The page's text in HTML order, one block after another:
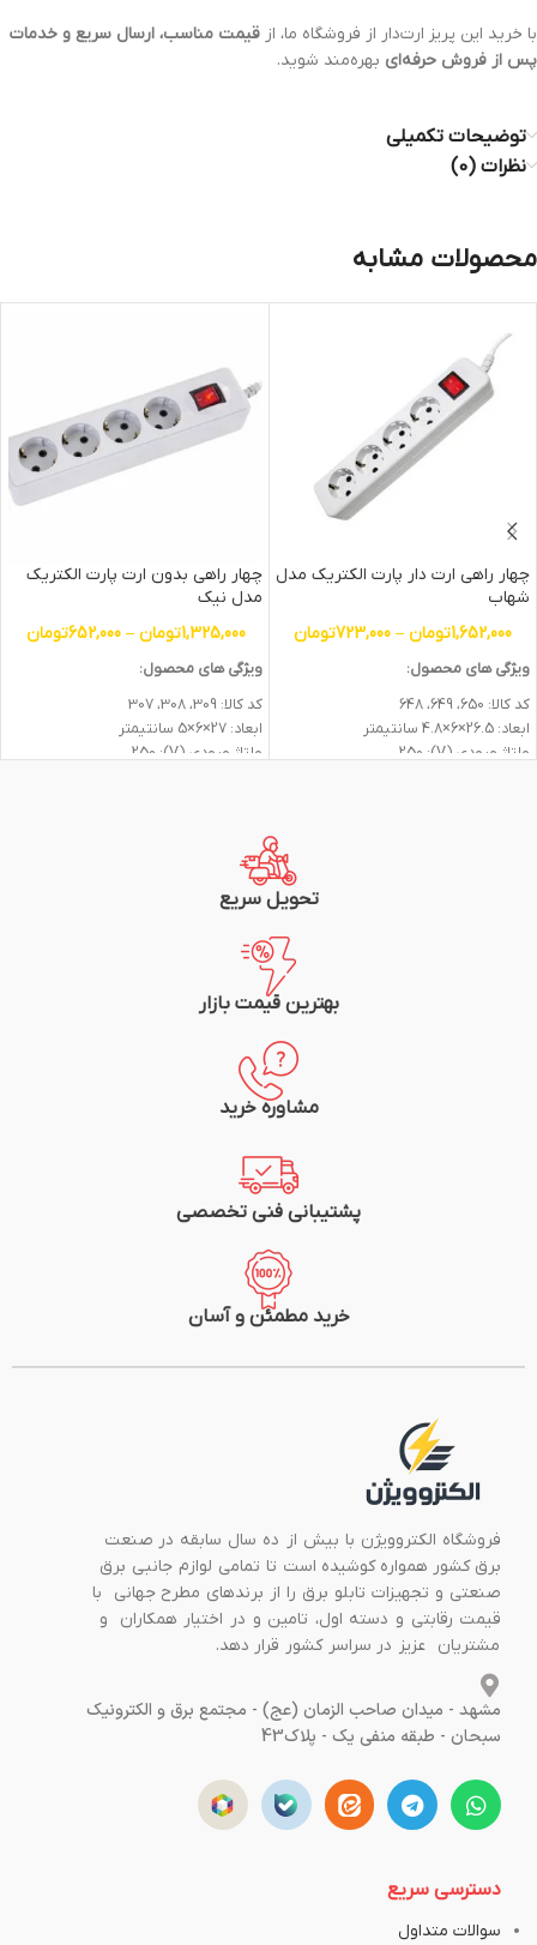
با خرید این پریز ارت‌دار از فروشگاه ما، از قیمت مناسب، ارسال سریع و خدمات
پس از فروش حرفه‌ای بهره‌مند شوید.
توضیحات تکمیلی
نظرات (0)
محصولات مشابه
چهار راهی ارت دار پارت الکتریک مدل
شهاب
1,652,000تومان –
723,000تومان
ویژگی های محصول:
کد کالا: 650، 649، 648
ابعاد: 26.5×6×4.8 سانتیمتر
ولتاژ ورودی (V): 250
استاندارد ملی ایران، گواهی استاندارد اروپا
چهار راهی بدون ارت پارت الکتریک
مدل نیک
1,325,000تومان –
652,000تومان
ویژگی های محصول:
کد کالا: 309، 308، 307
ابعاد: 27×6×5 سانتیمتر
ولتاژ ورودی (V): 250
جنس بدنه: پلاستیک
جنس هسته: سرامیک
رنگ بدنه: سفید
طول کابل (متر): 1.8 الی 5 متر
نوع کابل: 1*3
ارت: ندارد
استاندارد ملی ایران، گواهی استاندارد اروپا
تحویل سریع
بهترین قیمت بازار
مشاوره خرید
پشتیبانی فنی تخصصی
خرید مطمئن و آسان
فروشگاه الکتروویژن با بیش از ده سال سابقه در صنعت
برق کشور همواره کوشیده است تا تمامی لوازم جانبی برق
صنعتی و تجهیزات تابلو برق را از برندهای مطرح جهانی با
قیمت رقابتی و دسته اول، تامین و در اختیار همکاران و
مشتریان عزیز در سراسر کشور قرار دهد.
مشهد - میدان صاحب الزمان (عج) - مجتمع برق و الکترونیک
سبحان - طبقه منفی یک - پلاک43
دسترسی سریع
سوالات متداول